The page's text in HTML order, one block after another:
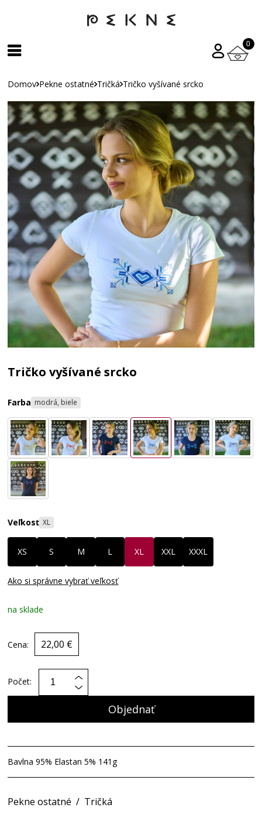
0
Domov Pekne ostatné Tričká Tričko vyšívané srcko
Tričko vyšívané srcko
Farba modrá, biele
Veľkosť XL
XS S M L XL XXL XXXL
Ako si správne vybrať veľkosť
na sklade
Cena: 22,00 €
Počet:
Objednať
Bavlna 95% Elastan 5% 141g
Pekne ostatné / Tričká